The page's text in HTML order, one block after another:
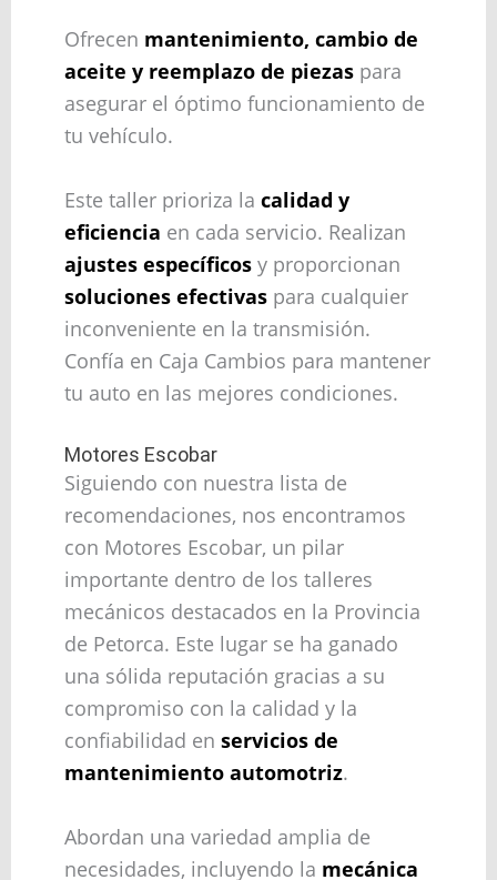
Ofrecen mantenimiento, cambio de
aceite y reemplazo de piezaspara
asegurar el óptimo funcionamiento de
tu vehículo.
Este taller prioriza la calidad y
eficiencia en cada servicio. Realizan
ajustes específicosy proporcionan
soluciones efectivaspara cualquier
inconveniente en la transmisión.
Confía en Caja Cambios para mantener
tu auto en las mejores condiciones.
Motores Escobar
Siguiendo con nuestra lista de
recomendaciones, nos encontramos
con Motores Escobar, un pilar
importante dentro de los talleres
mecánicos destacados en la Provincia
de Petorca. Este lugar se ha ganado
una sólida reputación gracias a su
compromiso con la calidad y la
confiabilidad en servicios de
mantenimiento automotriz.
Abordan una variedad amplia de
necesidades, incluyendo la mecánica